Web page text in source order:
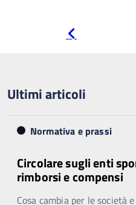
Ultimi articoli
Normativa e prassi
Circolare sugli enti
rimborsi e compensi
Cosa cambia per le società